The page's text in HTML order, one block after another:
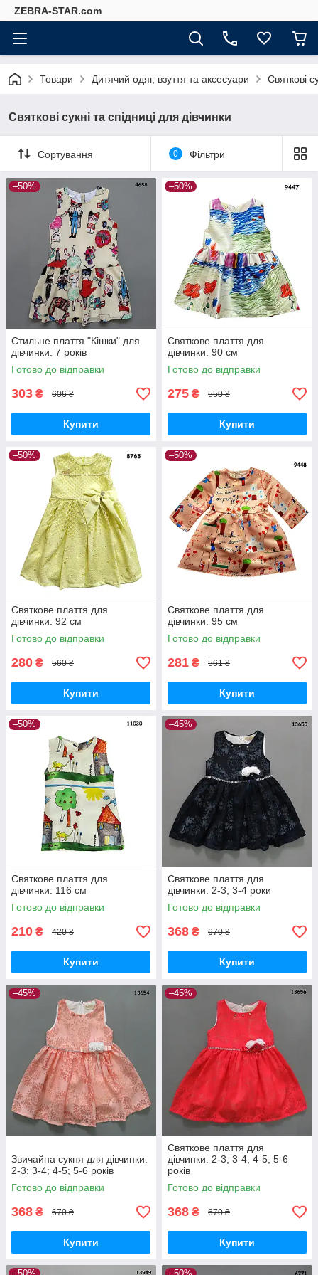
ZEBRA-STAR.com
Товари Дитячий одяг, взуття та аксесуари Святкові
Святкові сукні та спідниці для дівчинки
Сортування 0 Фільтри
–50%
Стильне плаття "Кішки" для
дівчинки. 7 років
Готово до відправки
303 ₴ 606 ₴
Купити
–50%
Святкове плаття для
дівчинки. 90 см
Готово до відправки
275 ₴ 550 ₴
Купити
–50%
Святкове плаття для
дівчинки. 92 см
Готово до відправки
280 ₴ 560 ₴
Купити
–50%
Святкове плаття для
дівчинки. 95 см
Готово до відправки
281 ₴ 561 ₴
Купити
–50%
Святкове плаття для
дівчинки. 116 см
Готово до відправки
210 ₴ 420 ₴
Купити
–45%
Святкове плаття для
дівчинки. 2-3; 3-4 роки
Готово до відправки
368 ₴ 670 ₴
Купити
–45%
Звичайна сукня для дівчинки.
2-3; 3-4; 4-5; 5-6 років
Готово до відправки
368 ₴ 670 ₴
Купити
–45%
Святкове плаття для
дівчинки. 2-3; 3-4; 4-5; 5-6
років
Готово до відправки
368 ₴ 670 ₴
Купити